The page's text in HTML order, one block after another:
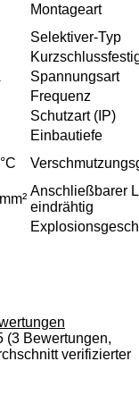
Montageart
Selektiver-Typ
Spannungsart
Frequenz
Schutzart (IP)
Einbautiefe
Anschließbarer
eindrähtig
(3 Bewertungen,
verifizierter